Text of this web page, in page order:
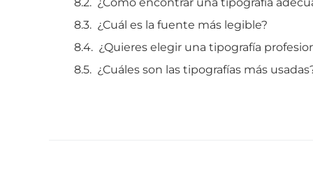
¿Cuál es la fuente más legible?
¿Quieres elegir una tipografía
¿Cuáles son las tipografías más